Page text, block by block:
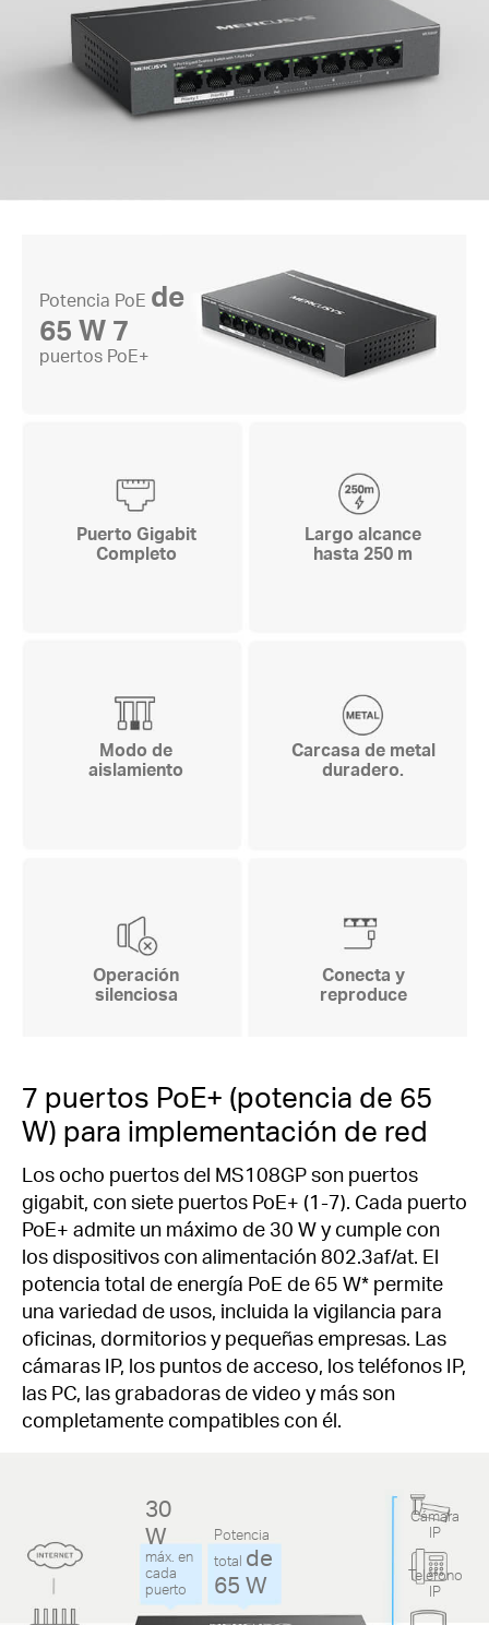
Potencia PoE de
65 W 7
puertos PoE+
Puerto Gigabit
Completo
Largo alcance
hasta 250 m
Modo de
aislamiento
Carcasa de metal
duradero.
Operación
silenciosa
Conecta y
reproduce
7 puertos PoE+ (potencia de 65
W) para implementación de red
Los ocho puertos del MS108GP son puertos
gigabit, con siete puertos PoE+ (1-7). Cada puerto
PoE+ admite un máximo de 30 W y cumple con
los dispositivos con alimentación 802.3af/at. El
potencia total de energía PoE de 65 W* permite
una variedad de usos, incluida la vigilancia para
oficinas, dormitorios y pequeñas empresas. Las
cámaras IP, los puntos de acceso, los teléfonos IP,
las PC, las grabadoras de video y más son
completamente compatibles con él.
30
W
máx. en
cada
puerto
Potencia
total de
65 W
Cámara
IP
Teléfono
IP